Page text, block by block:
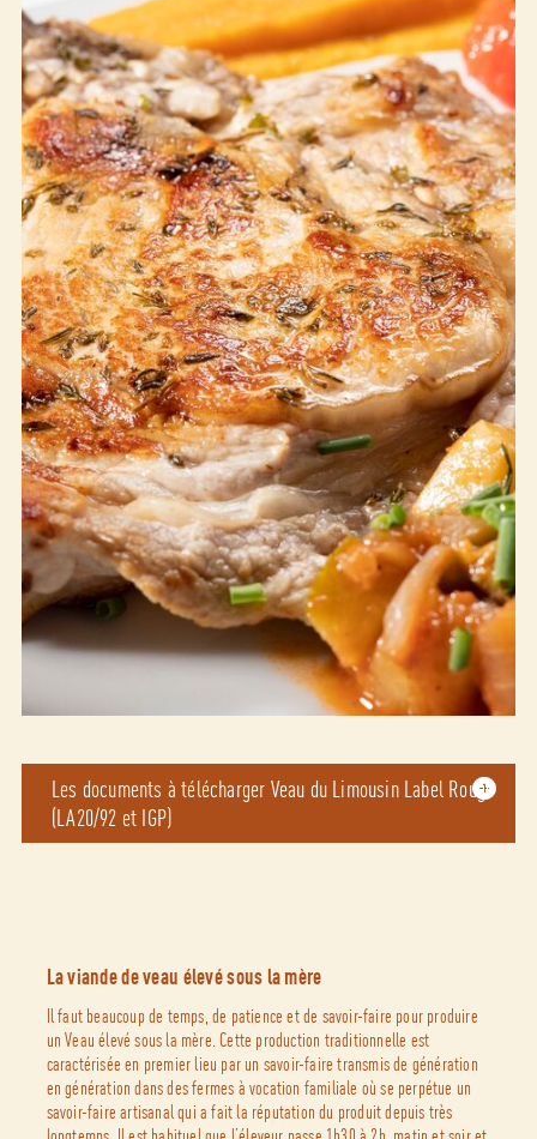
Les documents à télécharger Veau du Limousin Label Rouge
(LA20/92 et IGP)
La viande de veau élevé sous la mère
Il faut beaucoup de temps, de patience et de savoir-faire pour produire
un Veau élevé sous la mère. Cette production traditionnelle est
caractérisée en premier lieu par un savoir-faire transmis de génération
en génération dans des fermes à vocation familiale où se perpétue un
savoir-faire artisanal qui a fait la réputation du produit depuis très